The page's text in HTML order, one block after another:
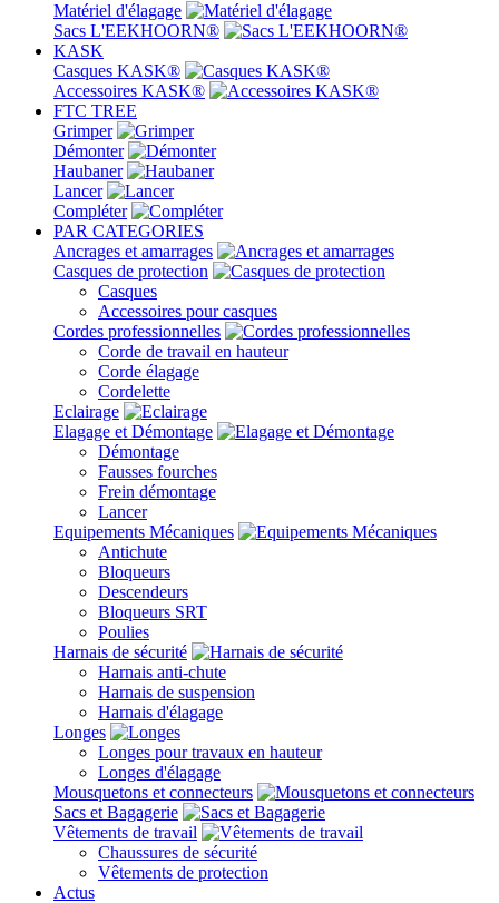
Matériel d'élagage
Sacs L'EEKHOORN®
KASK
Casques KASK®
Accessoires KASK®
FTC TREE
Grimper
Démonter
Haubaner
Lancer
Compléter
PAR CATEGORIES
Ancrages et amarrages
Casques de protection
Casques
Accessoires pour casques
Cordes professionnelles
Corde de travail en hauteur
Corde élagage
Cordelette
Eclairage
Elagage et Démontage
Démontage
Fausses fourches
Frein démontage
Lancer
Equipements Mécaniques
Antichute
Bloqueurs
Descendeurs
Bloqueurs SRT
Poulies
Harnais de sécurité
Harnais anti-chute
Harnais de suspension
Harnais d'élagage
Longes
Longes pour travaux en hauteur
Longes d'élagage
Mousquetons et connecteurs
Sacs et Bagagerie
Vêtements de travail
Chaussures de sécurité
Vêtements de protection
Actus